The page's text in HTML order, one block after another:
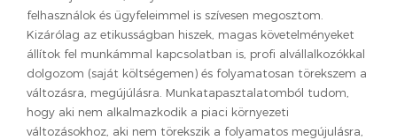
felhasználok és ügyfeleimmel is szívesen megosztom.
Kizárólag az etikusságban hiszek, magas követelményeket
állítok fel munkámmal kapcsolatban is, profi alvállalkozókkal
dolgozom (saját költségemen) és folyamatosan törekszem a
változásra, megújúlásra. Munkatapasztalatomból tudom,
hogy aki nem alkalmazkodik a piaci környezeti
változásokhoz, aki nem törekszik a folyamatos megújulásra,